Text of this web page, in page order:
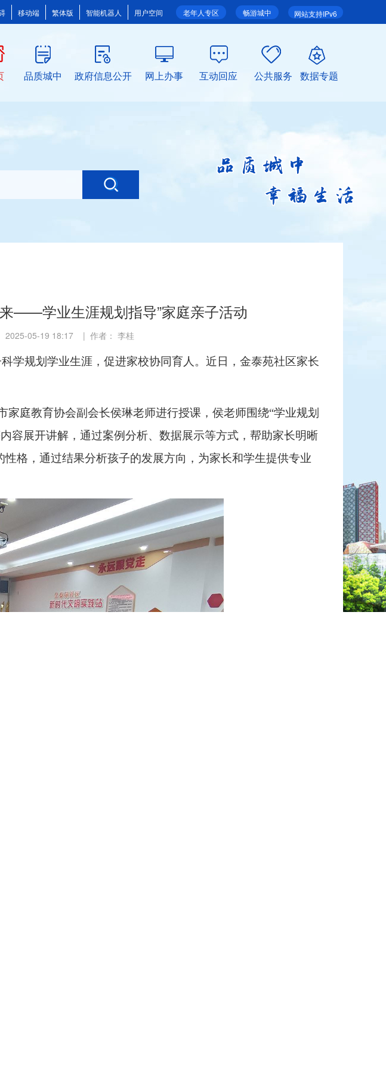
网站支持IPv6
畅游城中
老年人专区
移动端 繁体版 智能机器人 用户空间
品质城中 政府信息公开 网上办事 互动回应 公共服务 数据专题
——学业生涯规划指导”家庭亲子活动
2025-05-19 18:17 | 作者： 李桂
学规划学业生涯，促进家校协同育人 。近日， 金泰苑社区家长
家庭教育协会副会长侯琳老师进行授课，侯老师围绕“学业规划
容展开讲解，通过案例分析、数据展示等方式， 帮助家长明晰
格，通过结果分析孩子的发展方向，为家长和学生提供专业